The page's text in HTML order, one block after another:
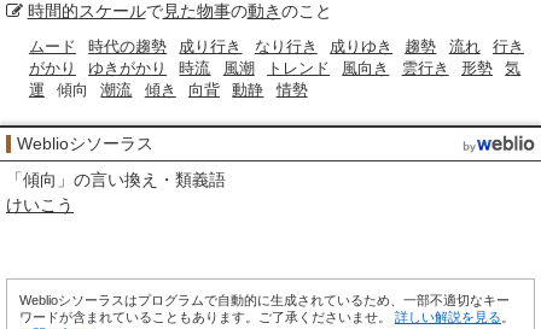
時間的スケールで見た物事の動きのこと
ムード 時代の趨勢 成り行き なり行き 成りゆき 趨勢 流れ
行き
がかり
ゆきがかり 時流 風潮 トレンド 風向き 雲行き 形勢
気
運
傾向 潮流 傾き 向背 動静 情勢
Weblioシソーラス
「傾向 」の言い換え・類義語
けいこう
Weblioシソーラスはプログラムで自動的に生成されているため、一部不適切なキー
ワードが含まれていることもあります。ご了承くださいませ。 詳しい解説を見る